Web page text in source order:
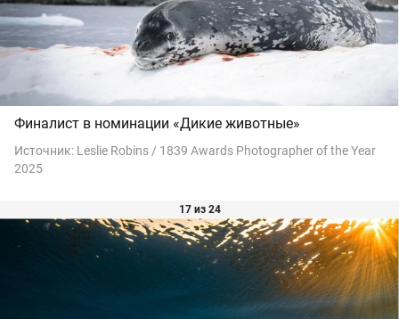
Финалист в номинации «Дикие животные»
Источник: Leslie Robins / 1839 Awards Photographer of the Year
2025
17 из 24